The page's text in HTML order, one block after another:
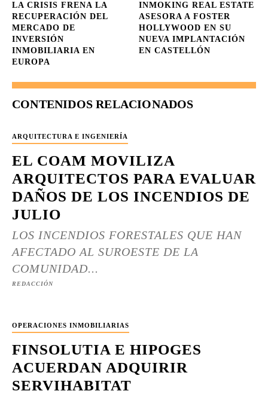
LA CRISIS FRENA LA
RECUPERACIÓN DEL
MERCADO DE
INVERSIÓN
INMOBILIARIA EN
EUROPA
INMOKING REAL ESTATE
ASESORA A FOSTER
HOLLYWOOD EN SU
NUEVA IMPLANTACIÓN
EN CASTELLÓN
CONTENIDOS RELACIONADOS
ARQUITECTURA E INGENIERÍA
EL COAM MOVILIZA
ARQUITECTOS PARA EVALUAR
DAÑOS DE LOS INCENDIOS DE
JULIO
LOS INCENDIOS FORESTALES QUE HAN
AFECTADO AL SUROESTE DE LA
COMUNIDAD...
REDACCIÓN
OPERACIONES INMOBILIARIAS
FINSOLUTIA E HIPOGES
ACUERDAN ADQUIRIR
SERVIHABITAT